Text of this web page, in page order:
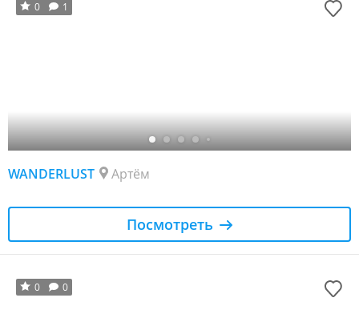
0 1
WANDERLUST Артём
Посмотреть
0 0